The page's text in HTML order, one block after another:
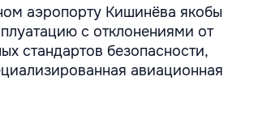
аэропорту Кишинёва якобы
с отклонениями от
стандартов безопасности,
авиационная